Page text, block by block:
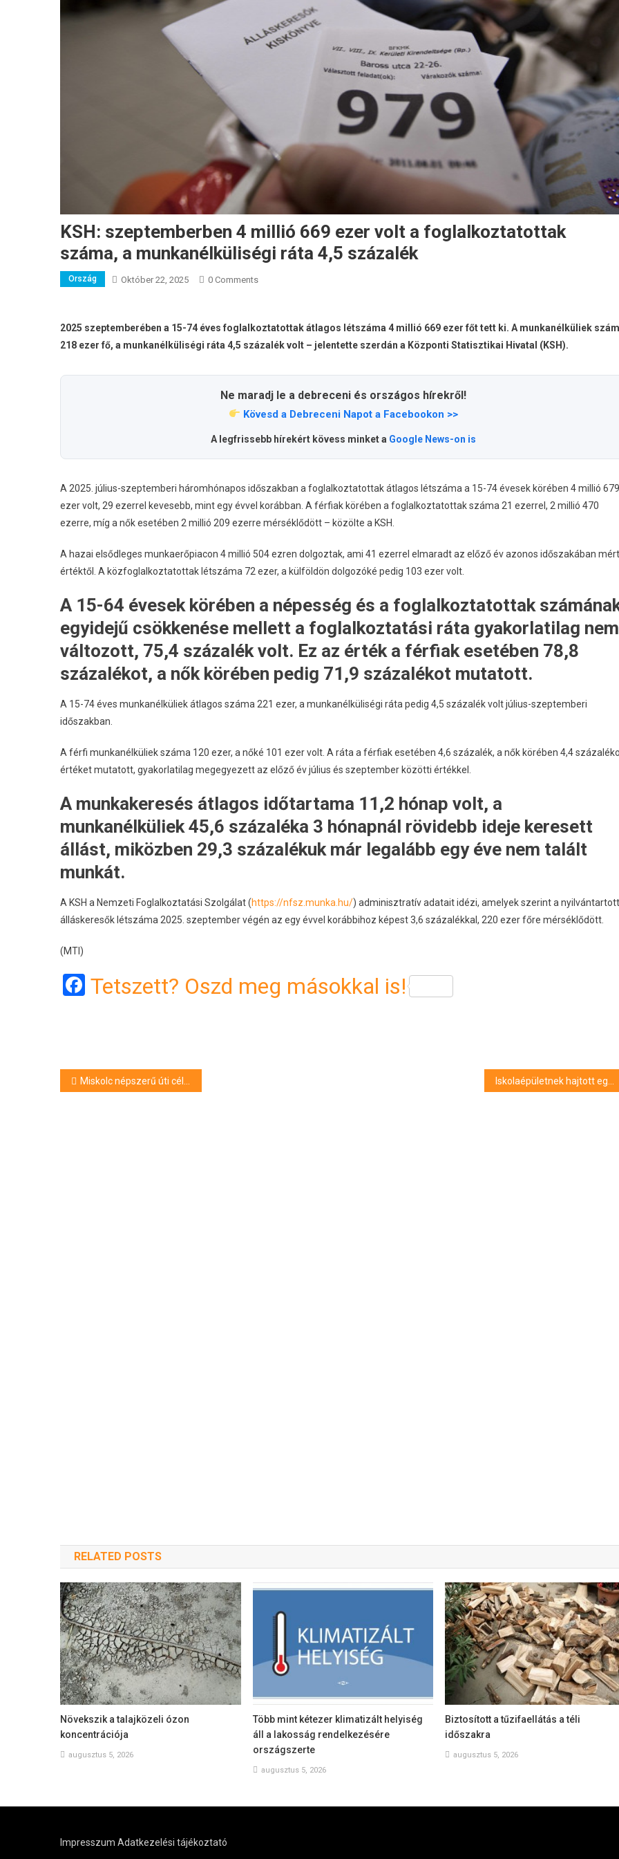
KSH: szeptemberben 4 millió 669 ezer volt a foglalkoztatottak
száma, a munkanélküliségi ráta 4,5 százalék
Ország Október 22, 2025 0 Comments
2025 szeptemberében a 15-74 éves foglalkoztatottak átlagos létszáma 4 millió 669 ezer főt tett ki. A munkanélküliek
218 ezer fő, a munkanélküliségi ráta 4,5 százalék volt – jelentette szerdán a Központi Statisztikai Hivatal (KSH).
Ne maradj le a debreceni és országos hírekről!
Kövesd a Debreceni Napot a Facebookon >>
A legfrissebb hírekért kövess minket a Google News-on is
A 2025. július-szeptemberi háromhónapos időszakban a foglalkoztatottak átlagos létszáma a 15-74 évesek körében 4 millió 679
ezer volt, 29 ezerrel kevesebb, mint egy évvel korábban. A férfiak körében a foglalkoztatottak száma 21 ezerrel, 2 millió 470
ezerre, míg a nők esetében 2 millió 209 ezerre mérséklődött – közölte a KSH.
A hazai elsődleges munkaerőpiacon 4 millió 504 ezren dolgoztak, ami 41 ezerrel elmaradt az előző év azonos időszakában mért
értéktől. A közfoglalkoztatottak létszáma 72 ezer, a külföldön dolgozóké pedig 103 ezer volt.
A 15-64 évesek körében a népesség és a foglalkoztatottak
egyidejű csökkenése mellett a foglalkoztatási ráta gyakorlatilag nem
változott, 75,4 százalék volt. Ez az érték a férfiak esetében 78,8
százalékot, a nők körében pedig 71,9 százalékot mutatott.
A 15-74 éves munkanélküliek átlagos száma 221 ezer, a munkanélküliségi ráta pedig 4,5 százalék volt július-szeptemberi
időszakban.
A férfi munkanélküliek száma 120 ezer, a nőké 101 ezer volt. A ráta a férfiak esetében 4,6 százalék, a nők körében 4,4
értéket mutatott, gyakorlatilag megegyezett az előző év július és szeptember közötti értékkel.
A munkakeresés átlagos időtartama 11,2 hónap volt, a
munkanélküliek 45,6 százaléka 3 hónapnál rövidebb ideje keresett
állást, miközben 29,3 százalékuk már legalább egy éve nem talált
munkát.
A KSH a Nemzeti Foglalkoztatási Szolgálat (https://nfsz.munka.hu/) adminisztratív adatait idézi, amelyek szerint a nyilvántartott
álláskeresők létszáma 2025. szeptember végén az egy évvel korábbihoz képest 3,6 százalékkal, 220 ezer főre mérséklődött.
(MTI)
Facebook
Tetszett? Oszd meg másokkal is!
Bejegyzés
Miskolc népszerű úti cél a gyermekkel utazók körében az őszi szünetben
RELATED POSTS
Növekszik a talajközeli ózon
koncentrációja
augusztus 5, 2026
Több mint kétezer klimatizált helyiség
áll a lakosság rendelkezésére
országszerte
augusztus 5, 2026
Biztosított a tűzifaellátás a téli
időszakra
augusztus 5, 2026
Impresszum Adatkezelési tájékoztató